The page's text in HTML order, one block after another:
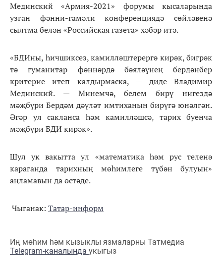
Мединский «Армия-2021» форумы кысаларында
узган фәнни-гамәли конференциядә сөйләвенә
сылтма белән «Российская газета» хәбәр итә.
«БДИны, һичшиксез, камилләштерергә кирәк, бигрәк
тә гуманитар фәннәрдә бәяләүнең бердәнбер
критерие итеп калдырмаска, — диде Владимир
Мединский. — Минемчә, белем бирү нигездә
мәҗбүри Бердәм дәүләт имтиханын бирүгә юнәлгән.
Әгәр ул сакланса һәм камилләшсә, тарих буенча
мәҗбүри БДИ кирәк».
Шул ук вакытта ул «математика һәм рус теленә
караганда тарихның мөһимлеге түбән булуын»
аңламавын да өстәде.
Чыганак: Татар-информ
Иң мөһим һәм кызыклы язмаларны Татмедиа
Telegram-каналында укыгыз